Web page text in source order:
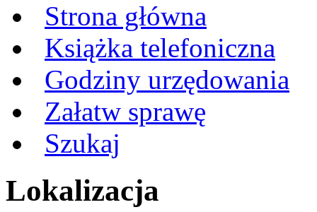
Strona główna
Książka telefoniczna
Godziny urzędowania
Załatw sprawę
Szukaj
Lokalizacja